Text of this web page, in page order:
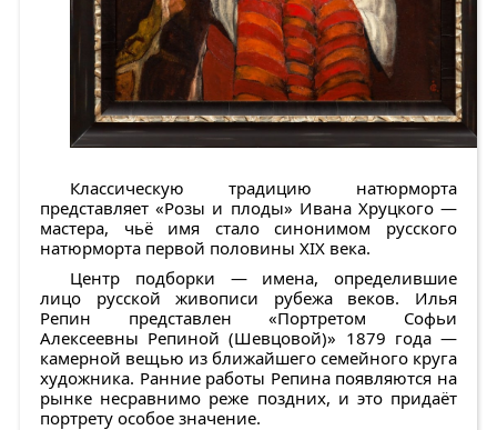
Классическую традицию натюрморта
представляет«Розы и плоды» Ивана Хруцкого—
мастера, чьё имя стало синонимом русского
натюрморта первой половины XIX века.
Центр подборки — имена, определившие
лицо русской живописи рубежа веков. Илья
Репин представлен «Портретом Софьи
Алексеевны Репиной (Шевцовой)» 1879 года —
камерной вещью из ближайшего семейного круга
художника. Ранние работы Репина появляются на
рынке несравнимо реже поздних, и это придаёт
портрету особое значение.